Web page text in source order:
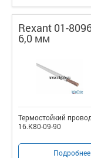
Rexant 01-
6,0 мм
Термостойкий
16.К80-09-90
Подробнее